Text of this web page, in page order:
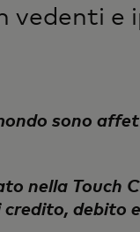
vedenti e
sono
nella Touch
debito